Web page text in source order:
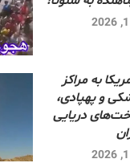
به مراکز
و پهپادی،
دریایی